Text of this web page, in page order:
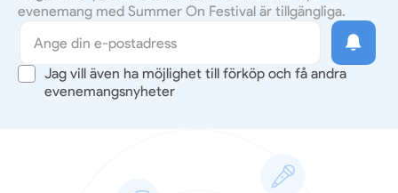
evenemang med Summer On Festival är tillgängliga.
Jag vill även ha möjlighet till förköp och få andra
evenemangsnyheter